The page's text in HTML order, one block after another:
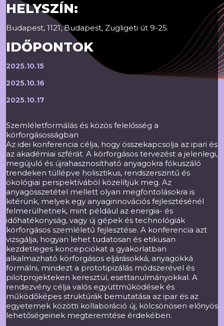
HELYSZÍN:
Budapest, 1121, Budapest, Zugligeti út 9-25.
IDŐPONTOK
2025.10.15
2025.10.16
2025.10.17
Szemléletformálás és közös felelősség a
körforgásosságban
Az idei konferencia célja, hogy összekapcsolja az ipari és
az akadémiai szférát. A körforgásos tervezést a jelenlegi,
megújuló és újrahasznosítható anyagokra fókuszáló
trendeken túllépve holisztikus, rendszerszintű és
ökológiai perspektívából közelítjük meg. Az
anyagösszetétel mellett olyan megfontolásokra is
kitérünk, melyek egy anyaginnovációs fejlesztésénél
felmerülhetnek, mint például az energia- és
időhatékonyság, vagy új gépek és technológiák
körforgásos szemléletű fejlesztése. A konferencia azt
vizsgálja, hogyan lehet tudatosan és etikusan
kezdetleges koncepciókat a gyakorlatban
alkalmazható körforgásos eljárásokká, anyagokká
formálni, mindezt a prototipizálás módszerével és
pilotprojekteken keresztül, esettanulmányokkal. A
rendezvény célja valós együttműködések és
működőképes struktúrák bemutatása az ipar és az
egyetemek közötti kollaboráció új, kölcsönösen előnyös
lehetőségeinek megteremtése érdekében.